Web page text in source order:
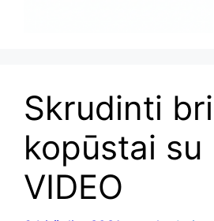
Skrudinti
kopūstai su
VIDEO